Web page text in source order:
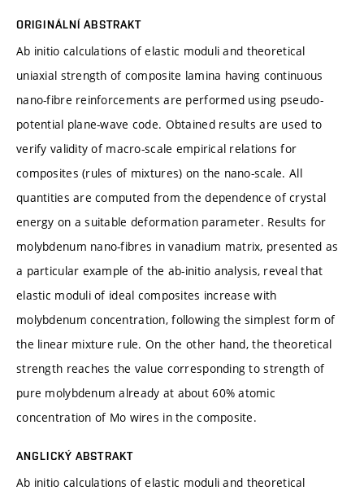
ORIGINÁLNÍ ABSTRAKT
Ab initio calculations of elastic moduli and theoretical
uniaxial strength of composite lamina having continuous
nano-fibre reinforcements are performed using pseudo-
potential plane-wave code. Obtained results are used to
verify validity of macro-scale empirical relations for
composites (rules of mixtures) on the nano-scale. All
quantities are computed from the dependence of crystal
energy on a suitable deformation parameter. Results for
molybdenum nano-fibres in vanadium matrix, presented as
a particular example of the ab-initio analysis, reveal that
elastic moduli of ideal composites increase with
molybdenum concentration, following the simplest form of
the linear mixture rule. On the other hand, the theoretical
strength reaches the value corresponding to strength of
pure molybdenum already at about 60% atomic
concentration of Mo wires in the composite.
ANGLICKÝ ABSTRAKT
Ab initio calculations of elastic moduli and theoretical